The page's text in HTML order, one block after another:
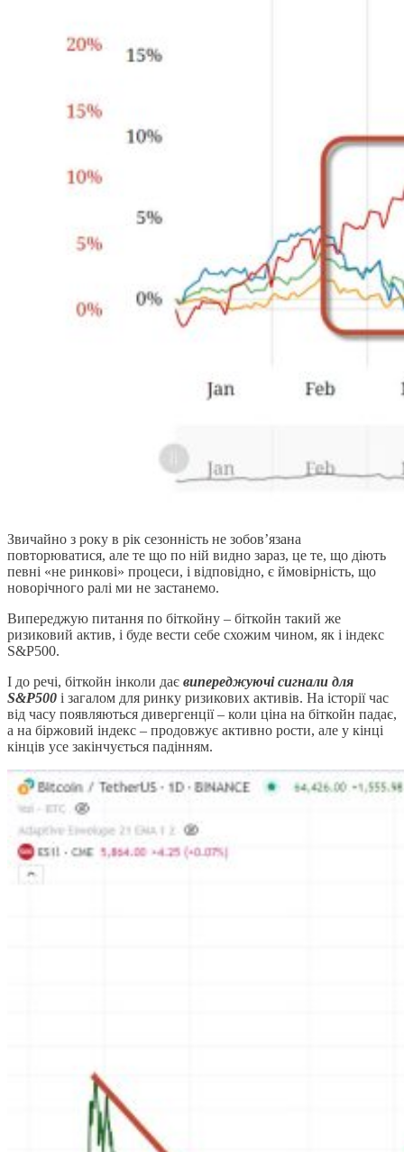
Звичайно з року в рік сезонність не зобов’язана
повторюватися, але те що по ній видно зараз, це те, що діють
певні «не ринкові» процеси, і відповідно, є ймовірність, що
новорічного ралі ми не застанемо.
Випереджую питання по біткойну – біткойн такий же
ризиковий актив, і буде вести себе схожим чином, як і індекс
S&P500.
І до речі, біткойн інколи дає випереджуючі сигнали для
S&P500 і загалом для ринку ризикових активів. На історії час
від часу появляються дивергенції – коли ціна на біткойн падає,
а на біржовий індекс – продовжує активно рости, але у кінці
кінців усе закінчується падінням.